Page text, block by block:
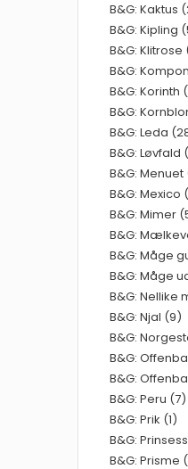
B&G: Kaktus
B&G: Kipling
B&G: Klitrose
B&G:
B&G: Korinth
B&G:
B&G: Leda
B&G: Løvfald
B&G: Menuet
B&G: Mexico
B&G: Mimer
B&G:
B&G: Måge
B&G: Måge
B&G: Nellike
B&G: Njal (9)
B&G:
B&G:
B&G:
B&G: Peru (7)
B&G: Prik (1)
B&G:
B&G: Prisme